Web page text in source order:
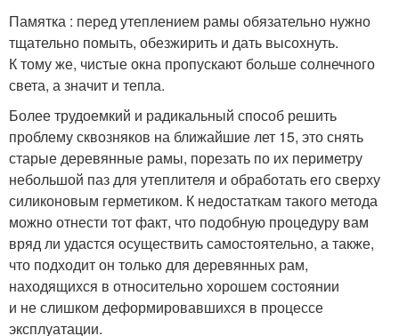
Памятка : перед утеплением рамы обязательно нужно
тщательно помыть, обезжирить и дать высохнуть.
К тому же, чистые окна пропускают больше солнечного
света, а значит и тепла.
Более трудоемкий и радикальный способ решить
проблему сквозняков на ближайшие лет 15, это снять
старые деревянные рамы, порезать по их периметру
небольшой паз для утеплителя и обработать его сверху
силиконовым герметиком. К недостаткам такого метода
можно отнести тот факт, что подобную процедуру вам
вряд ли удастся осуществить самостоятельно, а также,
что подходит он только для деревянных рам,
находящихся в относительно хорошем состоянии
и не слишком деформировавшихся в процессе
эксплуатации.